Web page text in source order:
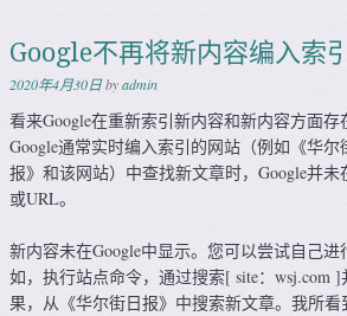
Google不再将新内容编入索引
2020年4月30日byadmin
看来Google在重新索引新内容和新内容方面
Google通常实时编入索引的网站（例如《华
报》和该网站）中查找新文章时，Google并
或URL。
新内容未在Google中显示。您可以尝试自己
如，执行站点命令，通过搜索[ site：wsj.com
果，从《华尔街日报》中搜索新文章。我所